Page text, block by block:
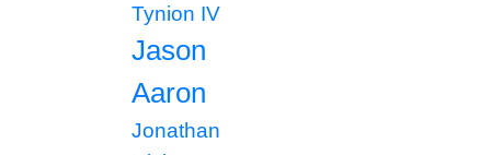
Tynion IV
Jason
Aaron
Jonathan